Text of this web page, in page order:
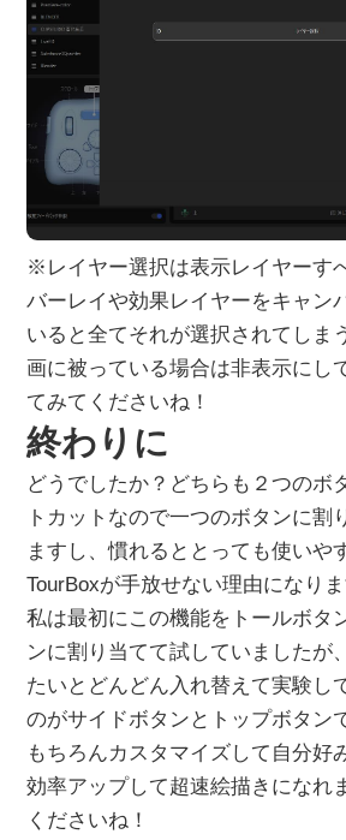
※レイヤー選択は表示レイヤー
バーレイや効果レイヤーをキャン
いると全てそれが選択されてしま
画に被っている場合は非表示にし
てみてくださいね！
終わりに
どうでしたか？どちらも２つのボ
トカットなので一つのボタンに割
ますし、慣れるととっても使いや
TourBoxが手放せない理由になりま
私は最初にこの機能をトールボタ
ンに割り当てて試していましたが
たいとどんどん入れ替えて実験し
のがサイドボタンとトップボタン
もちろんカスタマイズして自分好
効率アップして超速絵描きになれ
くださいね！